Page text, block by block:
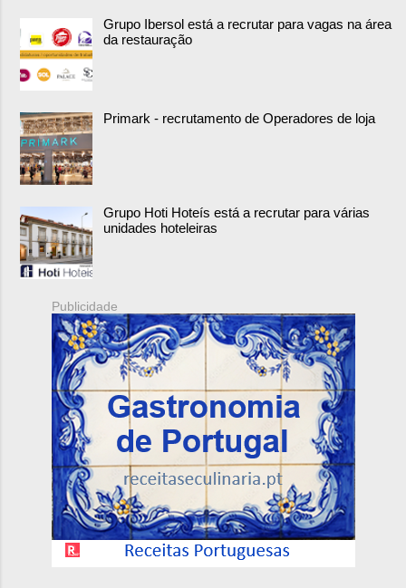
Grupo Ibersol está a recrutar para vagas na área
da restauração
Primark - recrutamento de Operadores de loja
Grupo Hoti Hoteís está a recrutar para várias
unidades hoteleiras
Publicidade